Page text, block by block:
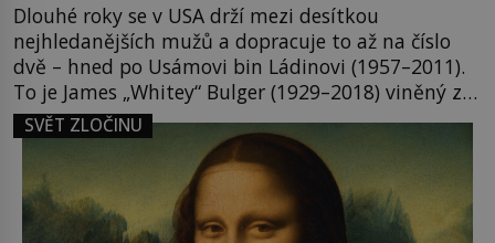
Dlouhé roky se v USA drží mezi desítkou
nejhledanějších mužů a dopracuje to až na číslo
dvě – hned po Usámovi bin Ládinovi (1957–2011).
To je James „Whitey“ Bulger (1929–2018) viněný ze
spoluúčasti na 19 vraždách, vydírání a lichvy. A
samozřejmě, krom toho je ještě drogový dealer,
který neváhá odstranit z cesty všechny práskače,
zatímco […]
SVĚT ZLOČINU